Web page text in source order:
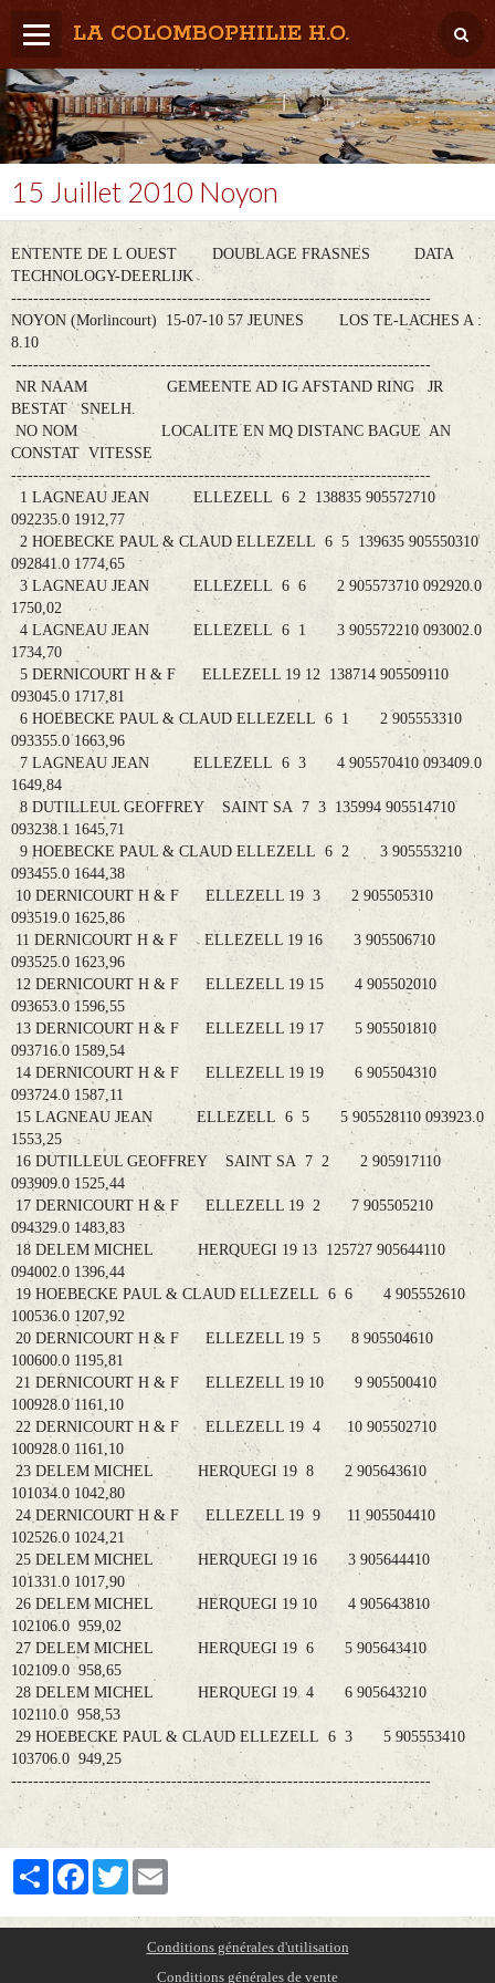
LA COLOMBOPHILIE H.O.
Home
Météo / Het weer
Lâcher / Los
Result. clubs, Provincial, (Inter)National
RFCB / KBDB
15 Juillet 2010 Noyon
ENTENTE DE L OUEST DOUBLAGE FRASNES DATA
TECHNOLOGY-DEERLIJK
----------------------------------------------------------------------------
NOYON (Morlincourt) 15-07-10 57 JEUNES LOS TE-LACHES A :
8.10
----------------------------------------------------------------------------
NR NAAM GEMEENTE AD IG AFSTAND RING JR
BESTAT SNELH.
NO NOM LOCALITE EN MQ DISTANC BAGUE AN
CONSTAT VITESSE
----------------------------------------------------------------------------
1 LAGNEAU JEAN ELLEZELL 6 2 138835 905572710
092235.0 1912,77
2 HOEBECKE PAUL & CLAUD ELLEZELL 6 5 139635 905550310
092841.0 1774,65
3 LAGNEAU JEAN ELLEZELL 6 6 2 905573710 092920.0
1750,02
4 LAGNEAU JEAN ELLEZELL 6 1 3 905572210 093002.0
1734,70
5 DERNICOURT H & F ELLEZELL 19 12 138714 905509110
093045.0 1717,81
6 HOEBECKE PAUL & CLAUD ELLEZELL 6 1 2 905553310
093355.0 1663,96
7 LAGNEAU JEAN ELLEZELL 6 3 4 905570410 093409.0
1649,84
8 DUTILLEUL GEOFFREY SAINT SA 7 3 135994 905514710
093238.1 1645,71
9 HOEBECKE PAUL & CLAUD ELLEZELL 6 2 3 905553210
093455.0 1644,38
10 DERNICOURT H & F ELLEZELL 19 3 2 905505310
093519.0 1625,86
11 DERNICOURT H & F ELLEZELL 19 16 3 905506710
093525.0 1623,96
12 DERNICOURT H & F ELLEZELL 19 15 4 905502010
093653.0 1596,55
13 DERNICOURT H & F ELLEZELL 19 17 5 905501810
093716.0 1589,54
14 DERNICOURT H & F ELLEZELL 19 19 6 905504310
093724.0 1587,11
15 LAGNEAU JEAN ELLEZELL 6 5 5 905528110 093923.0
1553,25
16 DUTILLEUL GEOFFREY SAINT SA 7 2 2 905917110
093909.0 1525,44
17 DERNICOURT H & F ELLEZELL 19 2 7 905505210
094329.0 1483,83
18 DELEM MICHEL HERQUEGI 19 13 125727 905644110
094002.0 1396,44
19 HOEBECKE PAUL & CLAUD ELLEZELL 6 6 4 905552610
100536.0 1207,92
20 DERNICOURT H & F ELLEZELL 19 5 8 905504610
100600.0 1195,81
21 DERNICOURT H & F ELLEZELL 19 10 9 905500410
100928.0 1161,10
22 DERNICOURT H & F ELLEZELL 19 4 10 905502710
100928.0 1161,10
23 DELEM MICHEL HERQUEGI 19 8 2 905643610
101034.0 1042,80
24 DERNICOURT H & F ELLEZELL 19 9 11 905504410
102526.0 1024,21
25 DELEM MICHEL HERQUEGI 19 16 3 905644410
101331.0 1017,90
26 DELEM MICHEL HERQUEGI 19 10 4 905643810
102106.0 959,02
27 DELEM MICHEL HERQUEGI 19 6 5 905643410
102109.0 958,65
28 DELEM MICHEL HERQUEGI 19 4 6 905643210
102110.0 958,53
29 HOEBECKE PAUL & CLAUD ELLEZELL 6 3 5 905553410
103706.0 949,25
----------------------------------------------------------------------------
PartagerFacebookTwitter
Conditions générales d'utilisation
Conditions générales de vente